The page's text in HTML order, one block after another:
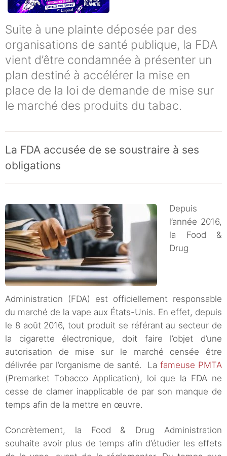
Suite à une plainte déposée par des
organisations de santé publique, la FDA
vient d’être condamnée à présenter un
plan destiné à accélérer la mise en
place de la loi de demande de mise sur
le marché des produits du tabac.
La FDA accusée de se soustraire à ses
obligations
Depuis
l’année 2016,
la Food &
Drug
Administration (FDA) est officiellement responsable
du marché de la vape aux États-Unis. En effet, depuis
le 8 août 2016, tout produit se référant au secteur de
la cigarette électronique, doit faire l’objet d’une
autorisation de mise sur le marché censée être
délivrée par l’organisme de santé. Lafameuse PMTA
(Premarket Tobacco Application), loi que la FDA ne
cesse de clamer inapplicable de par son manque de
temps afin de la mettre en œuvre.
Concrètement, la Food & Drug Administration
souhaite avoir plus de temps afin d’étudier les effets